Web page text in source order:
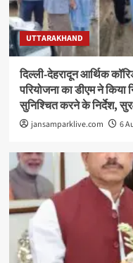
UTTARAKHAND
दिल्ली-देहरादून आर्थिक
परियोजना का डीएम ने किया
सुनिश्चित करने के निर्देश,
jansamparklive.com 6